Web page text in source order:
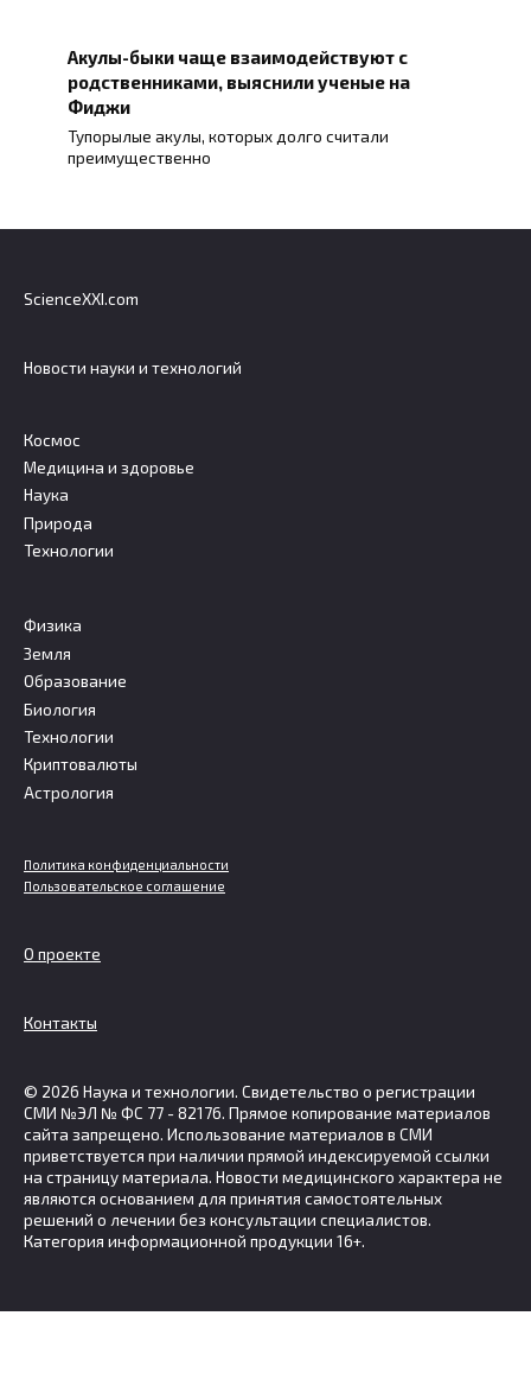
Акулы-быки чаще взаимодействуют с
родственниками, выяснили ученые на
Фиджи
Тупорылые акулы, которых долго считали
преимущественно
ScienceXXI.com
Новости науки и технологий
Космос
Медицина и здоровье
Наука
Природа
Технологии
Физика
Земля
Образование
Биология
Технологии
Криптовалюты
Астрология
Политика конфиденциальности
Пользовательское соглашение
О проекте
Контакты
© 2026 Наука и технологии. Свидетельство о регистрации
СМИ №ЭЛ № ФС 77 - 82176. Прямое копирование материалов
сайта запрещено. Использование материалов в СМИ
приветствуется при наличии прямой индексируемой ссылки
на страницу материала. Новости медицинского характера не
являются основанием для принятия самостоятельных
решений о лечении без консультации специалистов.
Категория информационной продукции 16+.